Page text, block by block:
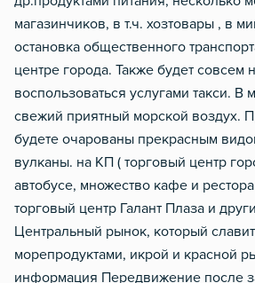
магазинчиков, в т.ч. хозтовары , в
остановка общественного
центре города. Также будет совсем
воспользоваться услугами такси. В
свежий приятный морской воздух.
будете очарованы прекрасным
вулканы. на КП ( торговый центр
автобусе, множество кафе и
торговый центр Галант Плаза и
Центральный рынок, который
морепродуктами, икрой и красной
информация Передвижение после